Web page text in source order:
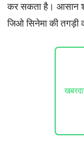
कर सकता है। आसान
जिओ सिनेमा की तगड़ी